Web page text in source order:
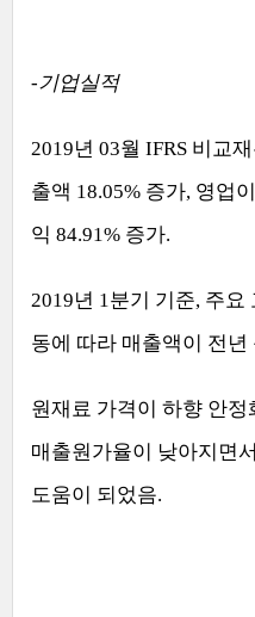
-기업실적
2019년 03월 IFRS 비교
출액 18.05% 증가, 영업
익 84.91% 증가.
2019년 1분기 기준, 주요
동에 따라 매출액이 전
원재료 가격이 하향 안
매출원가율이 낮아지면
도움이 되었음.